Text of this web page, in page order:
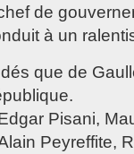
de
à un
que de
Pisani,
Peyreffite,